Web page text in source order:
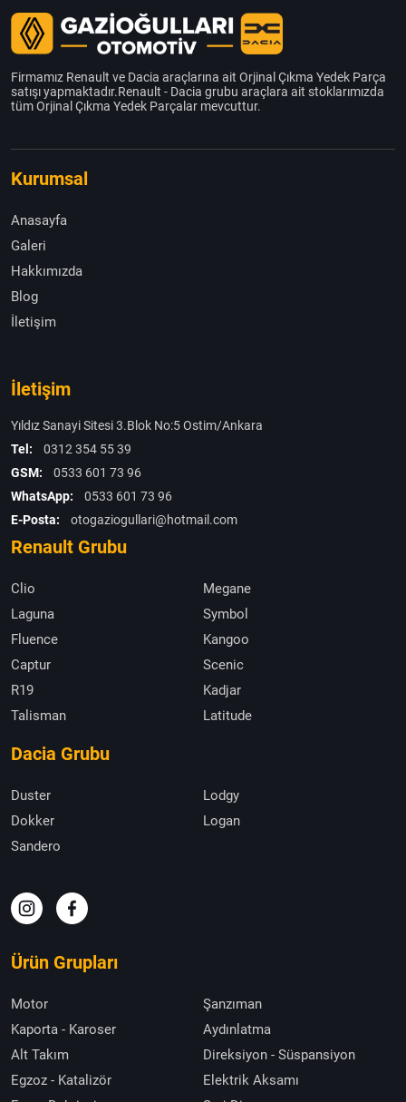
Firmamız Renault ve Dacia araçlarına ait Orjinal Çıkma Yedek Parça
satışı yapmaktadır.Renault - Dacia grubu araçlara ait stoklarımızda
tüm Orjinal Çıkma Yedek Parçalar mevcuttur.
Kurumsal
Anasayfa
Galeri
Hakkımızda
Blog
İletişim
İletişim
Yıldız Sanayi Sitesi 3.Blok No:5 Ostim/Ankara
Tel:
0312 354 55 39
GSM:
0533 601 73 96
WhatsApp:
0533 601 73 96
E-Posta:
otogaziogullari@hotmail.com
Renault Grubu
Clio
Megane
Laguna
Symbol
Fluence
Kangoo
Captur
Scenic
R19
Kadjar
Talisman
Latitude
Dacia Grubu
Duster
Lodgy
Dokker
Logan
Sandero
Ürün Grupları
Motor
Şanzıman
Kaporta - Karoser
Aydınlatma
Alt Takım
Direksiyon - Süspansiyon
Egzoz - Katalizör
Elektrik Aksamı